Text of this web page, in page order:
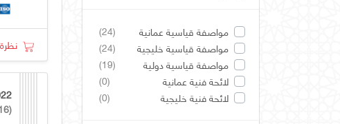
مواصفة قياسية عمانية
(24)
مواصفة قياسية خليجية
(24)
مواصفة قياسية دولية
(19)
لائحة فنية عمانية
(0)
لائحة فنية خليجية
(0)